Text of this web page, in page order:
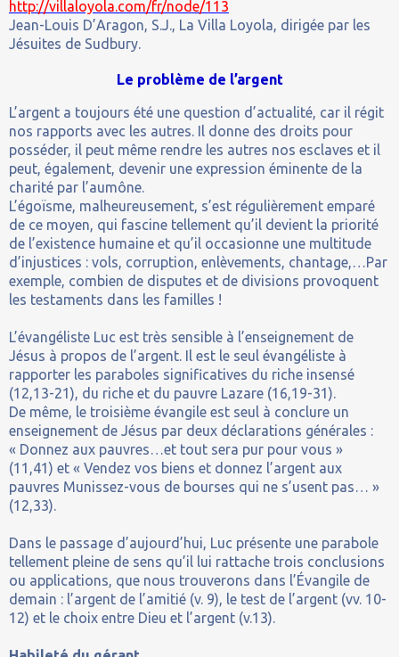
http://villaloyola.com/fr/node/113
Jean-Louis D’Aragon, S.J., La Villa Loyola, dirigée par les
Jésuites de Sudbury.
Le problème de l’argent
L’argent a toujours été une question d’actualité, car il régit
nos rapports avec les autres. Il donne des droits pour
posséder, il peut même rendre les autres nos esclaves et il
peut, également, devenir une expression éminente de la
charité par l’aumône.
L’égoïsme, malheureusement, s’est régulièrement emparé
de ce moyen, qui fascine tellement qu’il devient la priorité
de l’existence humaine et qu’il occasionne une multitude
d’injustices : vols, corruption, enlèvements, chantage,…Par
exemple, combien de disputes et de divisions provoquent
les testaments dans les familles !
L’évangéliste Luc est très sensible à l’enseignement de
Jésus à propos de l’argent. Il est le seul évangéliste à
rapporter les paraboles significatives du riche insensé
(12,13-21), du riche et du pauvre Lazare (16,19-31).
De même, le troisième évangile est seul à conclure un
enseignement de Jésus par deux déclarations générales :
« Donnez aux pauvres…et tout sera pur pour vous »
(11,41) et « Vendez vos biens et donnez l’argent aux
pauvres Munissez-vous de bourses qui ne s’usent pas… »
(12,33).
Dans le passage d’aujourd’hui, Luc présente une parabole
tellement pleine de sens qu’il lui rattache trois conclusions
ou applications, que nous trouverons dans l’Évangile de
demain : l’argent de l’amitié (v. 9), le test de l’argent (vv. 10-
12) et le choix entre Dieu et l’argent (v.13).